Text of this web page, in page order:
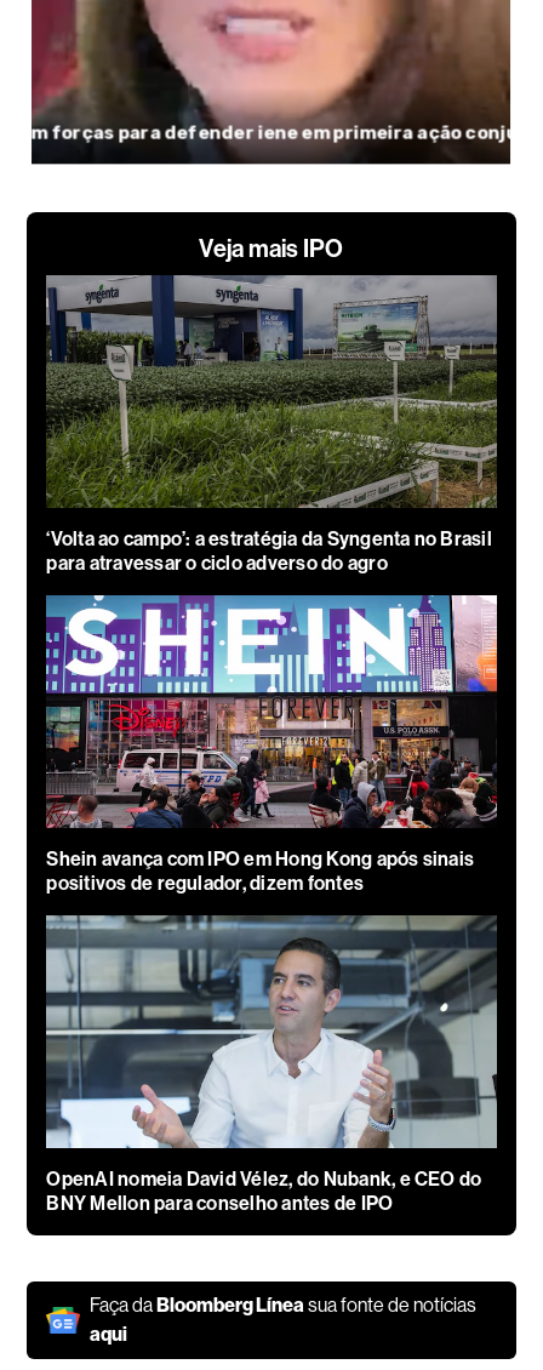
Veja mais IPO
‘Volta ao campo’: a estratégia da Syngenta no Brasil
para atravessar o ciclo adverso do agro
Shein avança com IPO em Hong Kong após sinais
positivos de regulador, dizem fontes
OpenAI nomeia David Vélez, do Nubank, e CEO do
BNY Mellon para conselho antes de IPO
Faça daBloomberg Líneasua fonte de notícias
aqui